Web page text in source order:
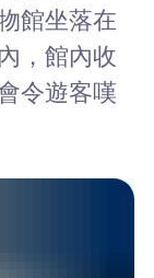
館坐落在
，館內收
令遊客嘆